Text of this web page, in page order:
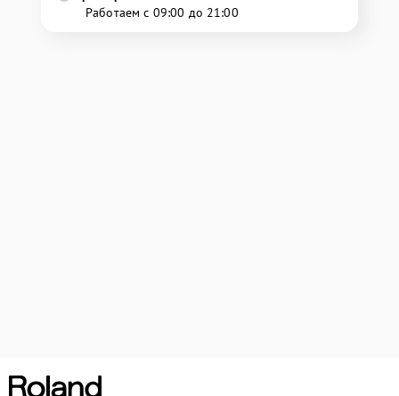
Работаем с 09:00 до 21:00